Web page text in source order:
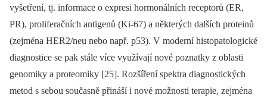
vyšetření, tj. informace o expresi hormonálních receptorů (ER,
PR), proliferačních antigenů (Ki-67) a některých dalších proteinů
(zejména HER2/neu nebo např. p53). V moderní histopatologické
diagnostice se pak stále více využívají nové poznatky z oblasti
genomiky a proteomiky [25]. Rozšíření spektra diagnostických
metod s sebou současně přináší i nové možnosti terapie, zejména